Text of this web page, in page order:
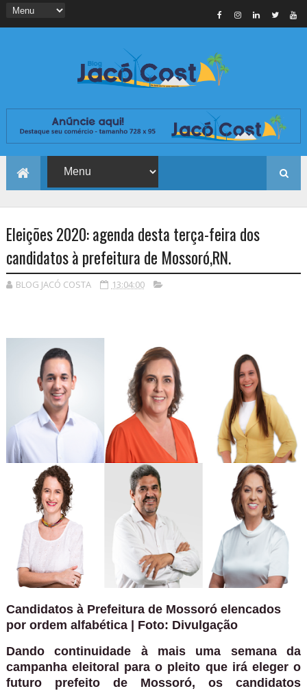
Eleições 2020: agenda desta terça-feira dos
candidatos à prefeitura de Mossoró,RN.
BLOG JACÓ COSTA 13:04:00
Candidatos à Prefeitura de Mossoró elencados
por ordem alfabética | Foto: Divulgação
Dando continuidade à mais uma semana da
campanha eleitoral para o pleito que irá eleger o
futuro prefeito de Mossoró, os candidatos